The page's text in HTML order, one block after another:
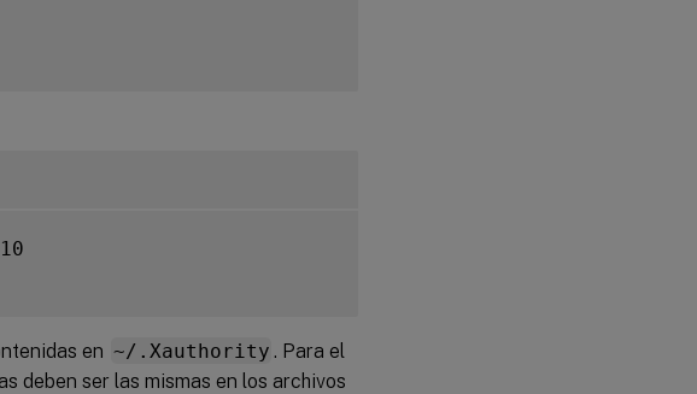
en ~/.Xauthority . Para el
deben ser las mismas en los archivos